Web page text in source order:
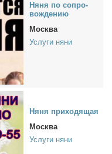
Ня­ня по со­про­
вож­де­нию
Москва
Услуги няни
Ня­ня при­хо­дя­щая
Москва
Услуги няни